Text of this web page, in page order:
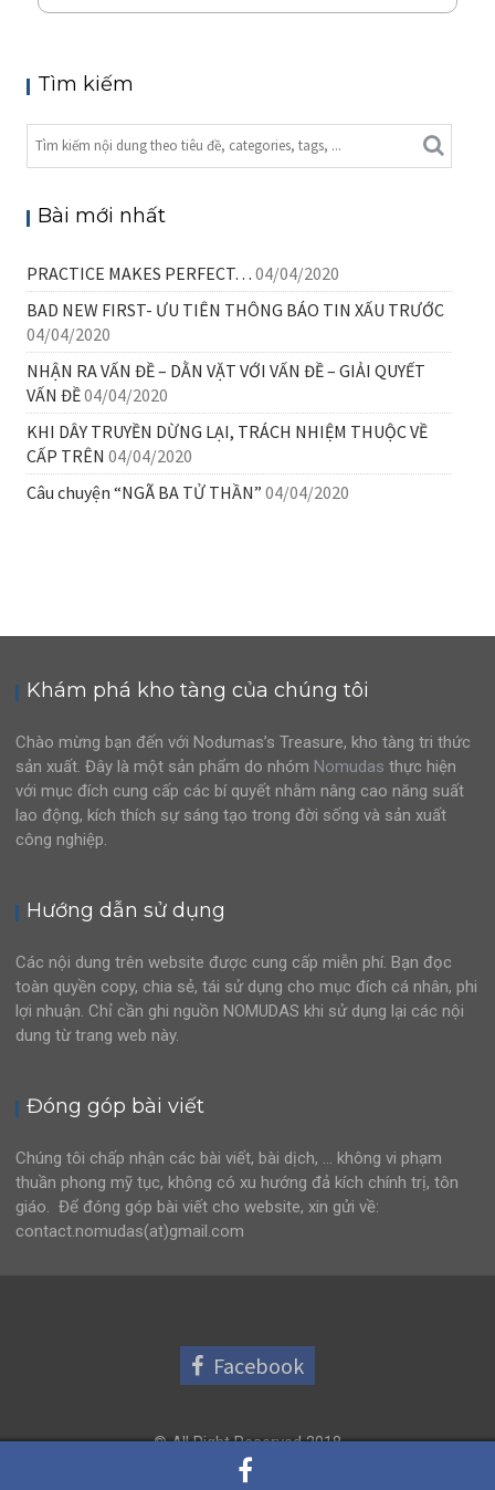
Tìm kiếm
Bài mới nhất
PRACTICE MAKES PERFECT… 04/04/2020
BAD NEW FIRST- ƯU TIÊN THÔNG BÁO TIN XẤU TRƯỚC
04/04/2020
NHẬN RA VẤN ĐỀ – DẰN VẶT VỚI VẤN ĐỀ – GIẢI QUYẾT
VẤN ĐỀ04/04/2020
KHI DÂY TRUYỀN DỪNG LẠI, TRÁCH NHIỆM THUỘC VỀ
CẤP TRÊN 04/04/2020
Câu chuyện “NGÃ BA TỬ THẦN” 04/04/2020
Khám phá kho tàng của chúng tôi
Chào mừng bạn đến với Nodumas’s Treasure, kho tàng tri thức
sản xuất. Đây là một sản phẩm do nhóm Nomudas thực hiện
với mục đích cung cấp các bí quyết nhằm nâng cao năng suất
lao động, kích thích sự sáng tạo trong đời sống và sản xuất
công nghiệp.
Hướng dẫn sử dụng
Các nội dung trên website được cung cấp miễn phí. Bạn đọc
toàn quyền copy, chia sẻ, tái sử dụng cho mục đích cá nhân, phi
lợi nhuận. Chỉ cần ghi nguồn NOMUDAS khi sử dụng lại các nội
dung từ trang web này.
Đóng góp bài viết
Chúng tôi chấp nhận các bài viết, bài dịch, … không vi phạm
thuần phong mỹ tục, không có xu hướng đả kích chính trị, tôn
giáo. Để đóng góp bài viết cho website, xin gửi về:
contact.nomudas(at)gmail.com
Facebook
© All Right Reserved 2018